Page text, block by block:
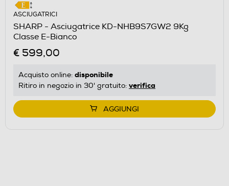
ASCIUGATRICI
SHARP - Asciugatrice KD-NHB9S7GW2 9Kg
Classe E-Bianco
€ 599,00
Acquisto online: disponibile
Ritiro in negozio in 30' gratuito: verifica
AGGIUNGI